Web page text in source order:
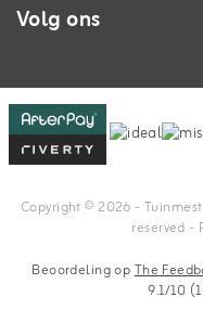
Volg ons
Copyright © 2026 -
reserved
Beoordeling opThe
9.1/10